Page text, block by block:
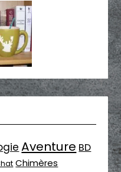
Aventure BD
Chimères